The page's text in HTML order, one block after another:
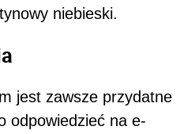
niebieski.
jest zawsze przydatne
odpowiedzieć na e-